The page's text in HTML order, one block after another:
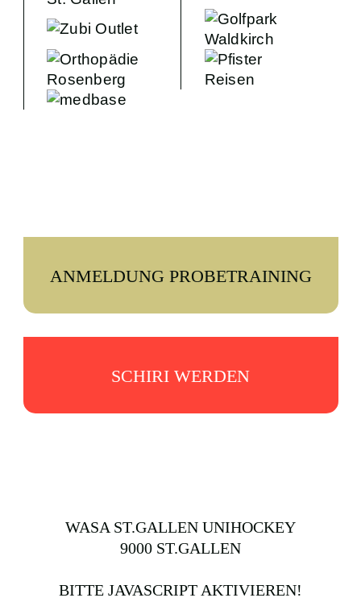
SCHIRIS
ANMELDUNG PROBETRAINING
SCHIRI WERDEN
WASA ST.GALLEN UNIHOCKEY
9000 ST.GALLEN
BITTE JAVASCRIPT AKTIVIEREN!